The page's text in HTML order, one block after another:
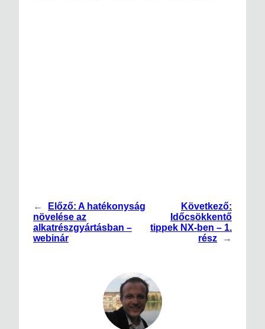
← Előző: A hatékonyság
növelése az
alkatrészgyártásban –
webinár
Következő:
Időcsökkentő
tippek NX-ben – 1.
rész
→